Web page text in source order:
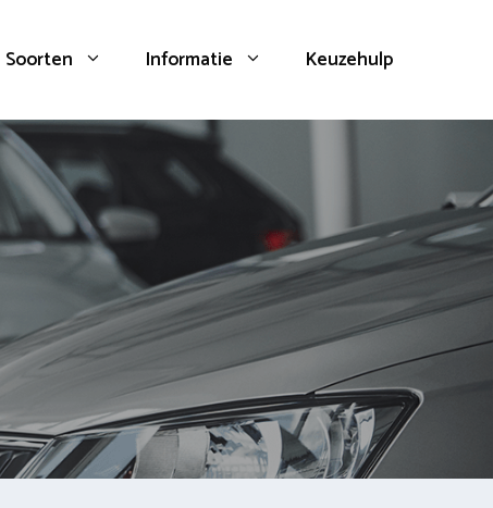
Soorten Informatie Keuzehulp